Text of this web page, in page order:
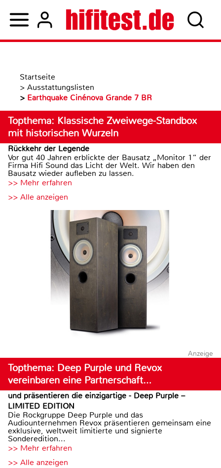
Startseite
> Ausstattungslisten
> Earthquake Cinénova Grande 7 BR
Topthema: Klassische Zweiwege-Standbox
mit historischen Wurzeln
Rückkehr der Legende
Vor gut 40 Jahren erblickte der Bausatz „Monitor 1“ der
Firma Hifi Sound das Licht der Welt. Wir haben den
Bausatz wieder aufleben zu lassen.
>> Mehr erfahren
>> Alle anzeigen
Anzeige
Topthema: Deep Purple und Revox
vereinbaren eine Partnerschaft…
und präsentieren die einzigartige - Deep Purple –
LIMITED EDITION
Die Rockgruppe Deep Purple und das
Audiounternehmen Revox präsentieren gemeinsam eine
exklusive, weltweit limitierte und signierte
Sonderedition...
>> Mehr erfahren
>> Alle anzeigen